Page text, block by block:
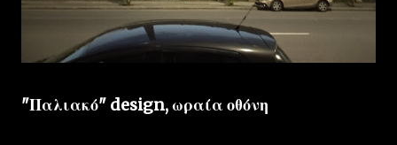
"Παλιακό" design, ωραία οθόνη